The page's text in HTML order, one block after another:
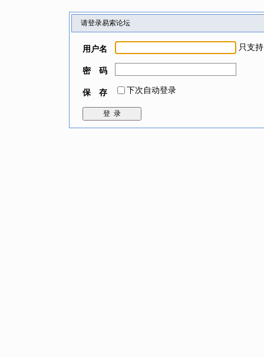
请登录易索论坛
用户名 只支
密 码
保 存 下次自动登录